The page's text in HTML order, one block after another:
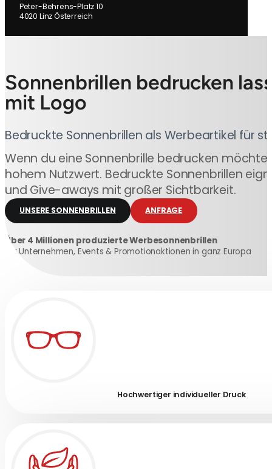
Peter-Behrens-Platz 10
4020 Linz Österreich
Sonnenbrillen bedrucken
mit Logo
Bedruckte Sonnenbrillen als Werbeartikel für
Wenn du eine Sonnenbrille bedrucken
hohem Nutzwert. Bedruckte Sonnenbrillen
und Give-aways mit großer Sichtbarkeit.
UNSERE SONNENBRILLEN ANFRAGE
Über 4 Millionen produzierte Werbesonnenbrillen
Für Unternehmen, Events & Promotionaktionen in ganz Europa
Hochwertiger individueller Druck